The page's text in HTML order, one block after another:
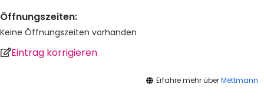
Öffnungszeiten:
Keine Öffnungszeiten vorhanden
Eintrag korrigieren
Erfahre mehr überMettmann